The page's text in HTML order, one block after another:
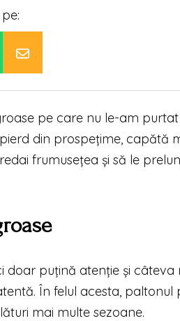
pe care nu le-am purtat
din prospețime, capătă
frumusețea și să le
doar puțină atenție și câteva
În felul acesta, paltonul
mai multe sezoane.